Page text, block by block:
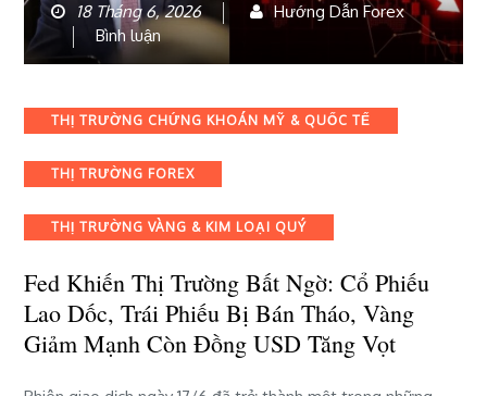
18 Tháng 6, 2026
Hướng Dẫn Forex
Bình luậnbài
viết
khiến
thị
bất
Cổ
lao
dốc,
trái
phiếu
Categories
THỊ TRƯỜNG CHỨNG KHOÁN MỸ & QUỐC TẾ
THỊ TRƯỜNG FOREX
THỊ TRƯỜNG VÀNG & KIM LOẠI QUÝ
Fed Khiến Thị Trường Bất Ngờ: Cổ Phiếu
Lao Dốc, Trái Phiếu Bị Bán Tháo, Vàng
Giảm Mạnh Còn Đồng USD Tăng Vọt